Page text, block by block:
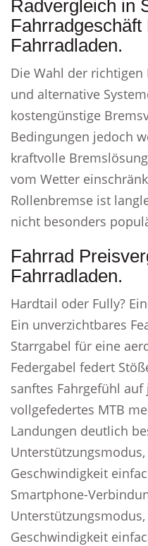
Radvergleich in
Fahrradgeschäft
Fahrradladen.
Die Wahl der
und alternative
kostengünstige
Bedingungen jedoch
kraftvolle
vom Wetter
Rollenbremse ist
nicht besonders
Fahrrad
Fahrradladen.
Hardtail oder Fully?
Ein unverzichtbares
Starrgabel für eine
Federgabel federt
sanftes Fahrgefühl
vollgefedertes MTB
Landungen deutlich
Geschwindigkeit
Smartphone-
Geschwindigkeit